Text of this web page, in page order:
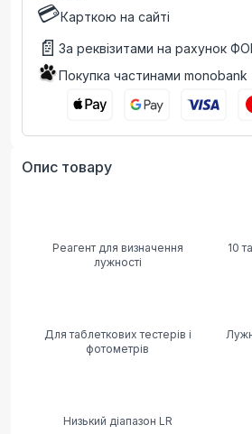
💳Карткою на сайті
📄 За реквізитами на рахунок
Покупка частинами monobank
Опис товару
Реагент для визначення
лужності
10
Для таблеткових тестерів і
фотометрів
Низький діапазон LR